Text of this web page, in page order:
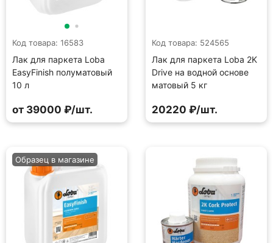
Код товара: 16583
Лак для паркета Loba
EasyFinish полуматовый
10 л
от 39000 ₽/шт.
Код товара: 524565
Лак для паркета Loba 2K
Drive на водной основе
матовый 5 кг
20220 ₽/шт.
Образец в магазине